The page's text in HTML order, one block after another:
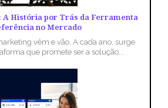
A História por Trás da Ferramenta
no Mercado
vêm e vão. A cada ano, surge
que promete ser a solução...